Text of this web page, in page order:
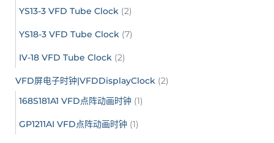
YS13-3 VFD Tube Clock (2)
YS18-3 VFD Tube Clock (7)
IV-18 VFD Tube Clock (2)
VFD屏电子时钟|VFDDisplayClock (2)
168S181A1 VFD点阵动画时钟 (1)
GP1211AI VFD点阵动画时钟 (1)